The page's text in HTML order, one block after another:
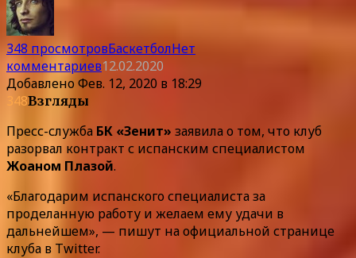
348 просмотровБаскетболНет
комментариев12.02.2020
ДобавленоФев. 12, 2020 в 18:29
348Взгляды
Пресс-служба БК «Зенит» заявила о том, что клуб
разорвал контракт с испанским специалистом
Жоаном Плазой.
«Благодарим испанского специалиста за
проделанную работу и желаем ему удачи в
дальнейшем», — пишут на официальной странице
клуба в Twitter.